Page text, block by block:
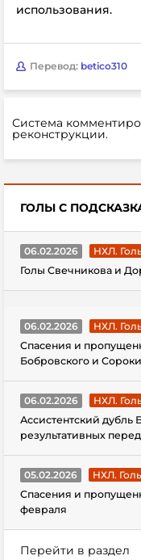
использования.
Перевод: betico310
Система
реконструкции.
ГОЛЫ С
06.02.2026
НХЛ.
Голы Свечникова и
06.02.2026
НХЛ.
Спасения и
Бобровского и
06.02.2026
НХЛ.
Ассистентский
результативных
05.02.2026
НХЛ.
Спасения и
февраля
Перейти в раздел